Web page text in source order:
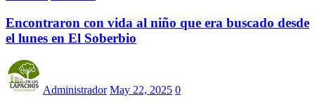
Encontraron con vida al niño que era buscado desde
el lunes en El Soberbio
Administrador May 22, 2025 0